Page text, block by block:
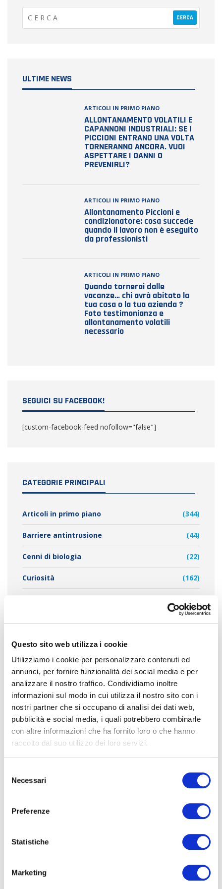
Questo sito web utilizza i cookie
Utilizziamo i cookie per personalizzare contenuti ed
annunci, per fornire funzionalità dei social media e per
analizzare il nostro traffico. Condividiamo inoltre
informazioni sul modo in cui utilizza il nostro sito con i
nostri partner che si occupano di analisi dei dati web,
pubblicità e social media, i quali potrebbero combinarle
con altre informazioni che ha fornito loro o che hanno
raccolto dal suo utilizzo dei loro servizi.
Necessari
Preferenze
Statistiche
Marketing
ULTIME NEWS
ARTICOLI IN PRIMO PIANO
ALLONTANAMENTO VOLATILI E
CAPANNONI INDUSTRIALI: SE I
PICCIONI ENTRANO UNA VOLTA
TORNERANNO ANCORA. VUOI
ASPETTARE I DANNI O
PREVENIRLI?
ARTICOLI IN PRIMO PIANO
Allontanamento Piccioni e
condizionatore: cosa succede
quando il lavoro non è eseguito
da professionisti
ARTICOLI IN PRIMO PIANO
Quando tornerai dalle
vacanze… chi avrà abitato la
tua casa o la tua azienda ?
Foto testimonianza e
allontanamento volatili
necessario
SEGUICI SU FACEBOOK!
[custom-facebook-feed nofollow="false"]
CATEGORIE PRINCIPALI
Articoli in primo piano (344)
Barriere antintrusione (44)
Cenni di biologia (22)
Curiosità (162)
Metodi palliativi
Problema e pulizia guano di piccione (68)
Rete antintrusione
Sistemi Allontanamento Volatili (95)
allontanamento piccioni allontanamento
piccioni milano
allontanamento
volatili